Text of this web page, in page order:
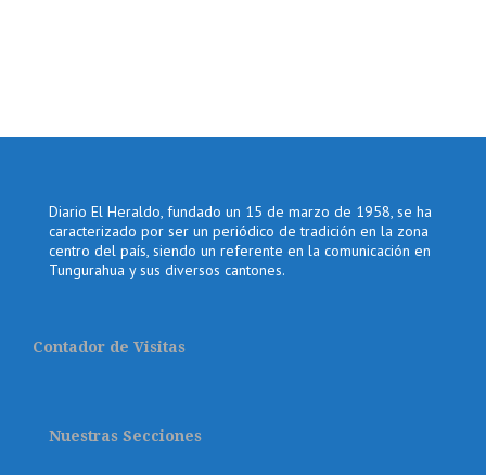
Diario El Heraldo, fundado un 15 de marzo de 1958, se ha
caracterizado por ser un periódico de tradición en la zona
centro del país, siendo un referente en la comunicación en
Tungurahua y sus diversos cantones.
Contador de Visitas
Nuestras Secciones